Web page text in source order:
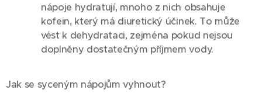
nápoje hydratují, mnoho z nich obsahuje
kofein, který má diuretický účinek. To může
vést k dehydrataci, zejména pokud nejsou
doplněny dostatečným příjmem vody.
Jak se syceným nápojům vyhnout?